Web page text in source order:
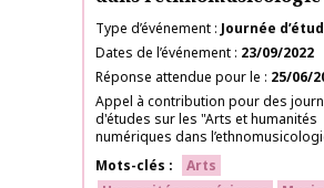
Type d’événement Journée
Dates de l’événement 23/09/2022
Réponse attendue pour le
25/06/
Appel à contribution pour des
d'études sur les "Arts et humanités
numériques dans
Mots-clés
Arts